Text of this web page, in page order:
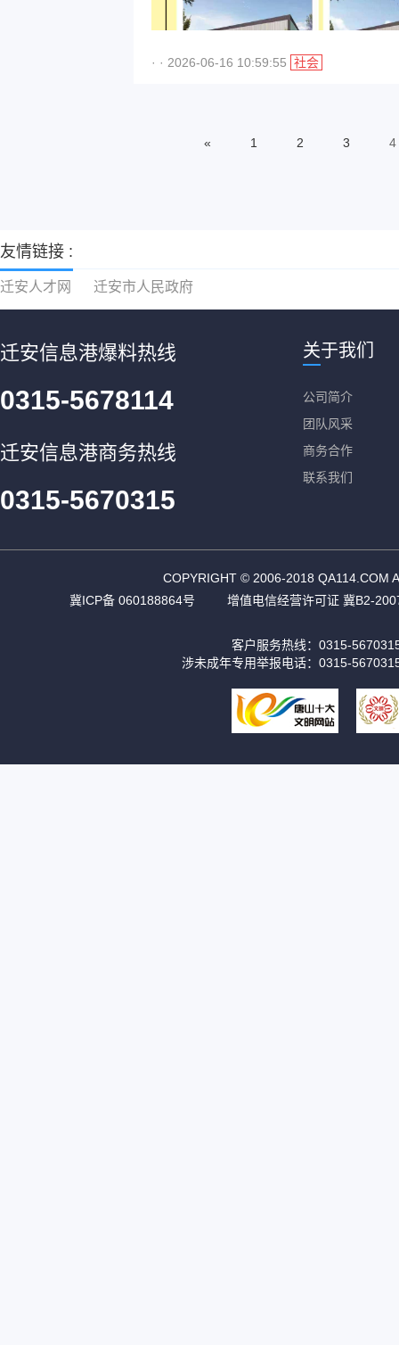
· · 2026-06-16 10:59:55 社会
« 1 2 3 4
友情链接 :
迁安人才网 迁安市人民政府
迁安信息港爆料热线
0315-5678114
迁安信息港商务热线
0315-5670315
关于我们
公司简介
团队风采
商务合作
联系我们
COPYRIGHT © 2006-2018 QA114.COM
冀ICP备 060188864号
增值电信经营许可证 冀B2-
客户服务热线：0315-
涉未成年专用举报电话：0315-